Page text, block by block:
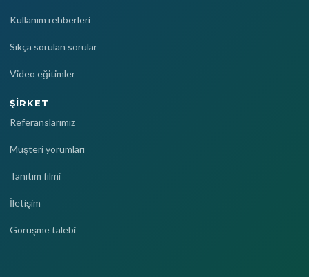
Kullanım rehberleri
Sıkça sorulan sorular
Video eğitimler
ŞIRKET
Referanslarımız
Müşteri yorumları
Tanıtım filmi
İletişim
Görüşme talebi